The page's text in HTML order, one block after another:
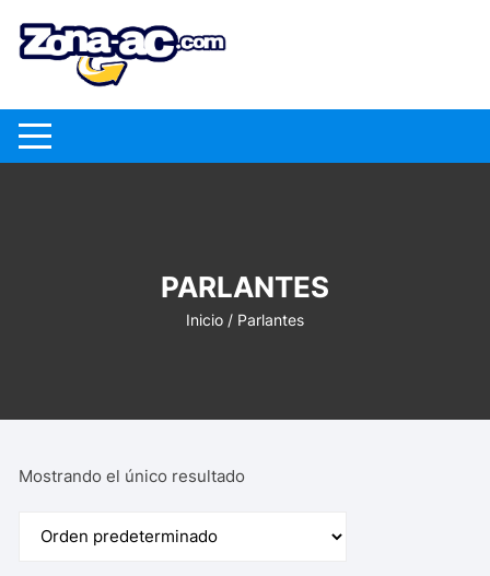
contenido
PARLANTES
Inicio/ Parlantes
Mostrando el único resultado